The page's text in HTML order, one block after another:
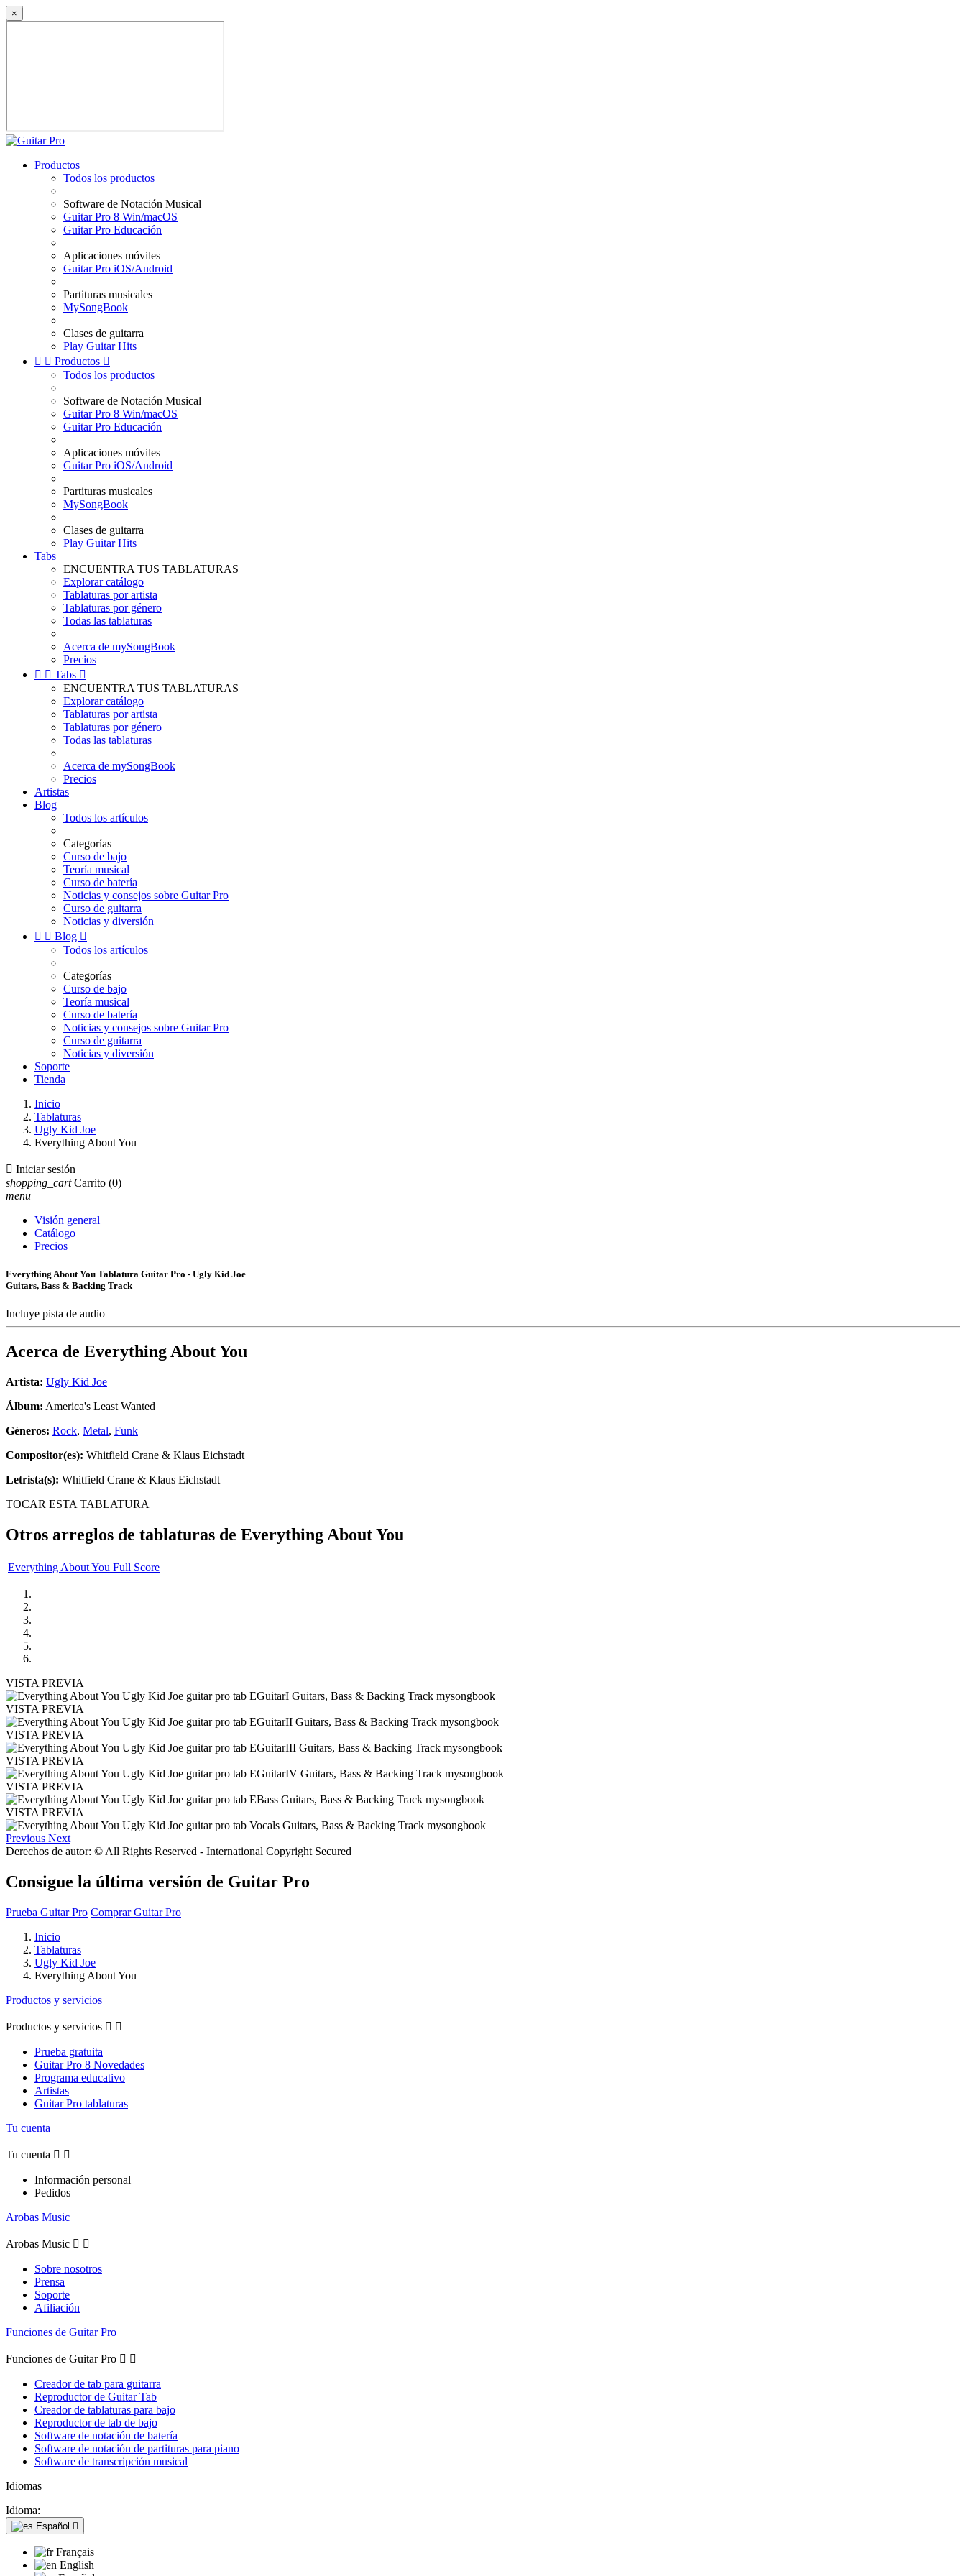
×
Productos
Todos los productos
Software de Notación Musical
Guitar Pro 8 Win/macOS
Guitar Pro Educación
Aplicaciones móviles
Guitar Pro iOS/Android
Partituras musicales
MySongBook
Clases de guitarra
Play Guitar Hits
  Productos 
Todos los productos
Software de Notación Musical
Guitar Pro 8 Win/macOS
Guitar Pro Educación
Aplicaciones móviles
Guitar Pro iOS/Android
Partituras musicales
MySongBook
Clases de guitarra
Play Guitar Hits
Tabs
ENCUENTRA TUS TABLATURAS
Explorar catálogo
Tablaturas por artista
Tablaturas por género
Todas las tablaturas
Acerca de mySongBook
Precios
  Tabs 
ENCUENTRA TUS TABLATURAS
Explorar catálogo
Tablaturas por artista
Tablaturas por género
Todas las tablaturas
Acerca de mySongBook
Precios
Artistas
Blog
Todos los artículos
Categorías
Curso de bajo
Teoría musical
Curso de batería
Noticias y consejos sobre Guitar Pro
Curso de guitarra
Noticias y diversión
  Blog 
Todos los artículos
Categorías
Curso de bajo
Teoría musical
Curso de batería
Noticias y consejos sobre Guitar Pro
Curso de guitarra
Noticias y diversión
Soporte
Tienda
Inicio
Tablaturas
Ugly Kid Joe
Everything About You
 Iniciar sesión
shopping_cart Carrito (0)
menu
Visión general
Catálogo
Precios
Everything About You Tablatura Guitar Pro - Ugly Kid Joe
Guitars, Bass & Backing Track
Incluye pista de audio
Acerca de Everything About You
Artista: Ugly Kid Joe
Álbum: America's Least Wanted
Géneros: Rock, Metal, Funk
Compositor(es): Whitfield Crane & Klaus Eichstadt
Letrista(s): Whitfield Crane & Klaus Eichstadt
TOCAR ESTA TABLATURA
Otros arreglos de tablaturas de Everything About You
Everything About You Full Score
VISTA PREVIA
VISTA PREVIA
VISTA PREVIA
VISTA PREVIA
VISTA PREVIA
VISTA PREVIA
Previous Next
Derechos de autor: © All Rights Reserved - International Copyright Secured
Consigue la última versión de Guitar Pro
Prueba Guitar Pro Comprar Guitar Pro
Inicio
Tablaturas
Ugly Kid Joe
Everything About You
Productos y servicios
Productos y servicios  
Prueba gratuita
Guitar Pro 8 Novedades
Programa educativo
Artistas
Guitar Pro tablaturas
Tu cuenta
Tu cuenta  
Información personal
Pedidos
Arobas Music
Arobas Music  
Sobre nosotros
Prensa
Soporte
Afiliación
Funciones de Guitar Pro
Funciones de Guitar Pro  
Creador de tab para guitarra
Reproductor de Guitar Tab
Creador de tablaturas para bajo
Reproductor de tab de bajo
Software de notación de batería
Software de notación de partituras para piano
Software de transcripción musical
Idiomas
Idioma:
Español 
Français
English